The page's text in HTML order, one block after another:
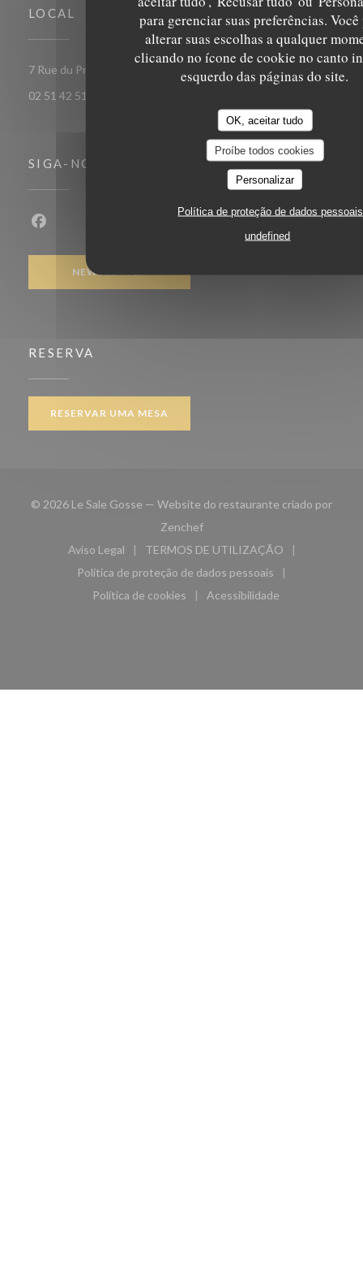
para gerenciar suas preferências. Você
alterar suas escolhas a qualquer
clicando no ícone de cookie no canto
esquerdo das páginas do site.
OK, aceitar tudo
Proíbe todos cookies
Personalizar
Política de proteção de dados pessoais
undefined
LOCAL
7 Rue du Président de Gaulle 85000 LA ROCHE SUR YON
02 51 42 51 49
SIGA-NOS
Facebook ((abre numa nova janela))
NEWSLETTER
RESERVA
RESERVAR UMA MESA
© 2026 Le Sale Gosse — Website do restaurante criado por
Zenchef((abre numa nova janela))
Aviso Legal
((abre numa nova janela))
TERMOS DE UTILIZAÇÃO
((abre numa nova janela))
Política de proteção de dados pessoais
((abre numa nova janela))
Política de cookies
((abre numa nova janela))
Acessibilidade